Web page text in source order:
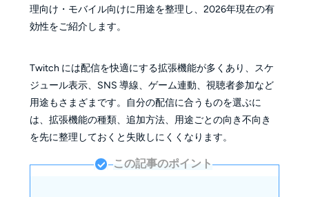
理向け・モバイル向けに用途を整理し、2026年現在の有
効性をご紹介します。
Twitch には配信を快適にする拡張機能が多くあり、スケ
ジュール表示、SNS 導線、ゲーム連動、視聴者参加など
用途もさまざまです。自分の配信に合うものを選ぶに
は、拡張機能の種類、追加方法、用途ごとの向き不向き
を先に整理しておくと失敗しにくくなります。
この記事のポイント